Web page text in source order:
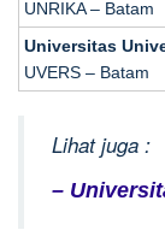
UNRIKA – Batam
Universitas
UVERS – Batam
Lihat juga :
–